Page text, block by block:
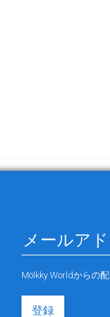
Mölkky Worldからの
登録